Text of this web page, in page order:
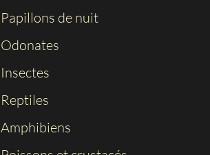
Papillons de nuit
Odonates
Insectes
Reptiles
Amphibiens